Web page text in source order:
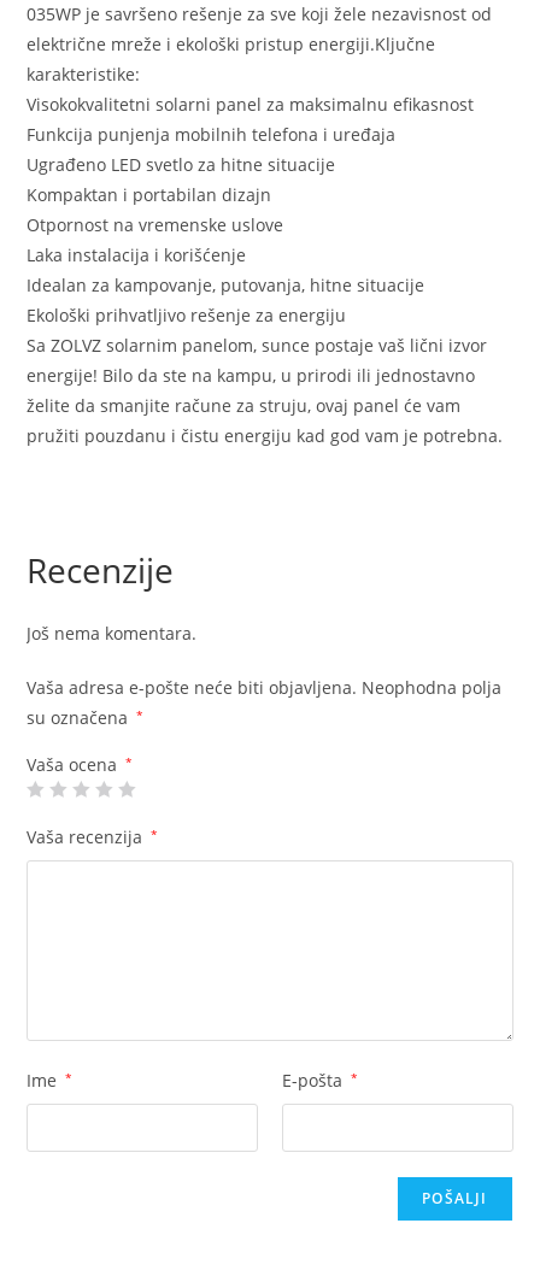
035WP je savršeno rešenje za sve koji žele nezavisnost od
električne mreže i ekološki pristup energiji.Ključne
karakteristike:
Visokokvalitetni solarni panel za maksimalnu efikasnost
Funkcija punjenja mobilnih telefona i uređaja
Ugrađeno LED svetlo za hitne situacije
Kompaktan i portabilan dizajn
Otpornost na vremenske uslove
Laka instalacija i korišćenje
Idealan za kampovanje, putovanja, hitne situacije
Ekološki prihvatljivo rešenje za energiju
Sa ZOLVZ solarnim panelom, sunce postaje vaš lični izvor
energije! Bilo da ste na kampu, u prirodi ili jednostavno
želite da smanjite račune za struju, ovaj panel će vam
pružiti pouzdanu i čistu energiju kad god vam je potrebna.
Recenzije
Još nema komentara.
Vaša adresa e-pošte neće biti objavljena. Neophodna polja
su označena
*
Vaša ocena *
Vaša recenzija *
Ime * E-pošta *